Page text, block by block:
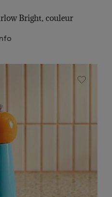
Bright, couleur